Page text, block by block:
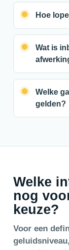
Hoe
Wat is
Welke
gelden?
Welke
nog
keuze?
Voor een